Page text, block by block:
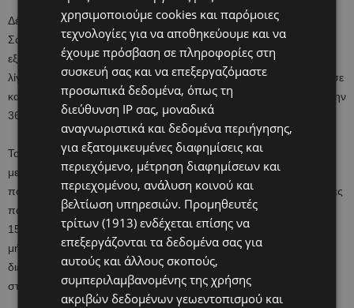
Δέκα μήνες μετά την επέμβαση στο Πανεπιστημιακό Νοσοκομείο
Σαλγκρένσκα, ένα έμβρυο που είχε γονιμοποιηθεί μέσω
εξωσωματικής, εισήχθη στην μεταμοσχευμένη μήτρα και μετά από
λίγες εβδομάδες επιβεβαιώθηκε η εγκυμοσύνη, η οποία προχώρησε
κανονικά χωρίς επιπλοκές και ολοκληρώθηκε με τον τοκετό κατά την
36η εβδομάδα της κύησης.
Το μωρό που γεννήθηκε, είναι το ένατο στη Σουηδία μετά από
μεταμόσχευση μήτρας και το πρώτο στη χώρα -και στον κόσμο-
που η μεταμόσχευση είχε γίνει με τη βοήθεια ρομπότ. Περισσότερες
παρόμοιες περιπτώσεις αναμένονται τα επόμενα χρόνια. Συνολικά
15 μωρά έχουν γεννηθεί παγκοσμίως μετά από μεταμόσχευση
μήτρας. Πέρα από τα εννέα της Σουηδίας (που πρωτοπορεί
διεθνώς), δύο έχουν γεννηθεί στις ΗΠΑ και από ένα στη Βραζιλία,
στη Σερβία, στην Ινδία και στην Κίνα.
χρησιμοποιούμε cookies και παρόμοιες
τεχνολογίες για να αποθηκεύουμε και να
έχουμε πρόσβαση σε πληροφορίες στη
συσκευή σας και να επεξεργαζόμαστε
προσωπικά δεδομένα, όπως τη
διεύθυνση IP σας, μοναδικά
αναγνωριστικά και δεδομένα περιήγησης,
για εξατομικευμένες διαφημίσεις και
περιεχόμενο, μέτρηση διαφημίσεων και
περιεχομένου, ανάλυση κοινού και
βελτίωση υπηρεσιών. Προμηθευτές
τρίτων (1913) ενδέχεται επίσης να
επεξεργάζονται τα δεδομένα σας για
αυτούς και άλλους σκοπούς,
συμπεριλαμβανομένης της χρήσης
ακριβών δεδομένων γεωεντοπισμού και